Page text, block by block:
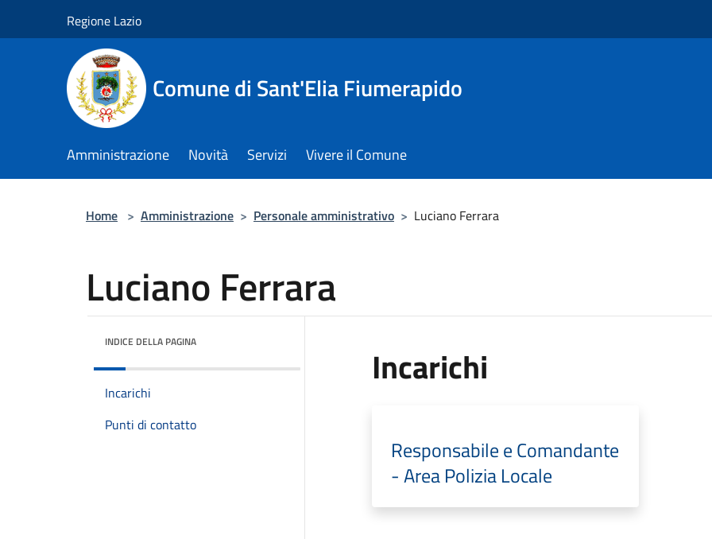
Regione Lazio
Comune di Sant'Elia Fiumerapido
Amministrazione Novità Servizi Vivere il Comune
Home > Amministrazione > Personale amministrativo > Luciano Ferrara
Luciano Ferrara
INDICE DELLA PAGINA
Incarichi
Punti di contatto
Incarichi
Responsabile e Comandante
- Area Polizia Locale